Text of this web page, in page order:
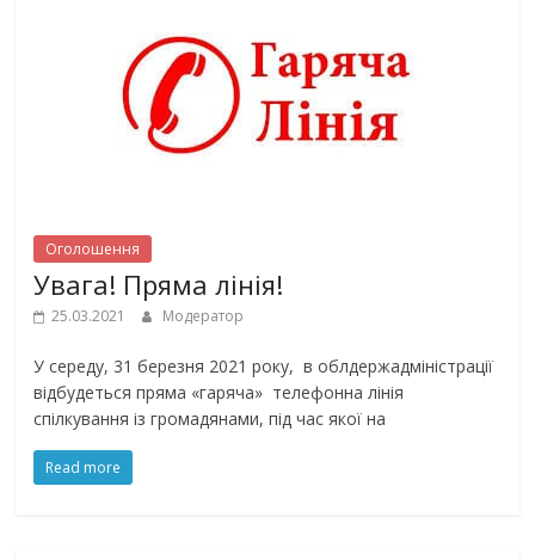
Оголошення
Увага! Пряма лінія!
25.03.2021 Модератор
У середу, 31 березня 2021 року, в облдержадміністрації
відбудеться пряма «гаряча» телефонна лінія
спілкування із громадянами, під час якої на
Read more